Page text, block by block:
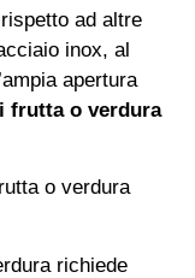
ad altre
inox, al
apertura
frutta o verdura
o verdura
richiede